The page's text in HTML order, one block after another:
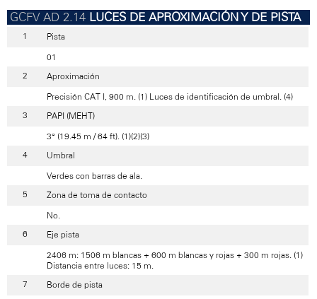
LUCES DE APROXIMACIÓN Y DE PISTA
Pista
01
Aproximación
Precisión CAT I, 900 m. (1) Luces de identificación de umbral. (4)
PAPI (MEHT)
3° (19.45 m / 64 ft). (1)(2)(3)
Umbral
Verdes con barras de ala.
Zona de toma de contacto
No.
Eje pista
2406 m: 1506 m blancas + 600 m blancas y rojas + 300 m rojas. (1)
Distancia entre luces: 15 m.
Borde de pista